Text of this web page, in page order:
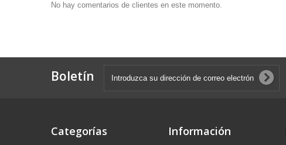
No hay comentarios de clientes en este momento.
Boletín
Categorías Información